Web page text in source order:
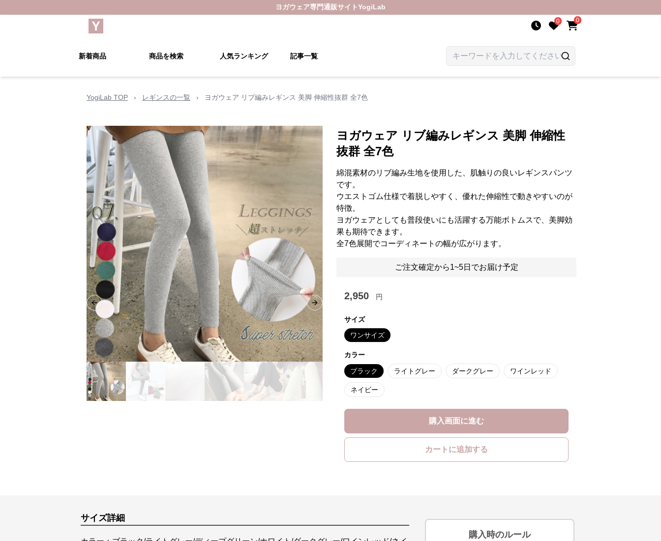
ヨガウェア専門通販サイトYogiLab
0 0
新着商品 商品を検索 人気ランキング 記事一覧
YogiLab TOP › レギンスの一覧 › ヨガウェア リブ編みレギンス 美脚 伸縮性抜群 全7色
Previous slide Next slide
ヨガウェア リブ編みレギンス 美脚 伸縮性
抜群 全7色
綿混素材のリブ編み生地を使用した、肌触りの良いレギンスパンツ
です。
ウエストゴム仕様で着脱しやすく、優れた伸縮性で動きやすいのが
特徴。
ヨガウェアとしても普段使いにも活躍する万能ボトムスで、美脚効
果も期待できます。
全7色展開でコーディネートの幅が広がります。
ご注文確定から1~5日でお届け予定
2,950 円
サイズ
ワンサイズ
カラー
ブラック ライトグレー ダークグレー ワインレッド
ネイビー
購入画面に進む
カートに追加する
サイズ詳細
購入時のルール